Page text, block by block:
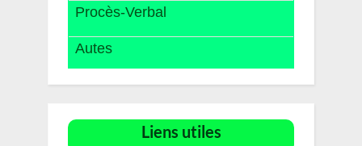
Procès-Verbal
Autes
Liens utiles​